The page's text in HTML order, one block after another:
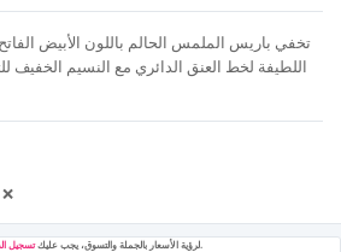
تخفي باريس الملمس الحالم باللون الأبيض
اللطيفة لخط العنق الدائري مع النسيم الخفيف
نفذ ❌
لرؤية الأسعار بالجملة والتسوق، يجب عليكتسجيل